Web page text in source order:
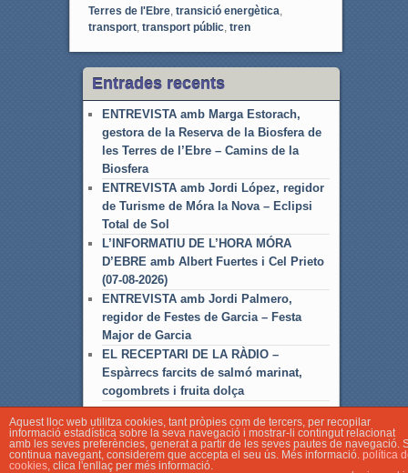
Terres de l'Ebre, transició energètica
transport, transport públic, tren
Entrades recents
ENTREVISTA amb Marga Estorach,
gestora de la Reserva de la Biosfera de
les Terres de l’Ebre – Camins de la
Biosfera
ENTREVISTA amb Jordi López, regidor
de Turisme de Móra la Nova – Eclipsi
Total de Sol
L’INFORMATIU DE L’HORA MÓRA
D’EBRE amb Albert Fuertes i Cel Prieto
(07-08-2026)
ENTREVISTA amb Jordi Palmero,
regidor de Festes de Garcia – Festa
Major de Garcia
EL RECEPTARI DE LA RÀDIO –
Espàrrecs farcits de salmó marinat,
cogombrets i fruita dolça
Aquest lloc web utilitza cookies, tant pròpies com de tercers, per recopilar
informació estadística sobre la seva navegació i mostrar-li contingut relacionat
amb les seves preferències, generat a partir de les seves pautes de navegació.
continua navegant, considerem que accepta el seu ús. Més informació. política
cookies, clica l'enllaç per més informació.